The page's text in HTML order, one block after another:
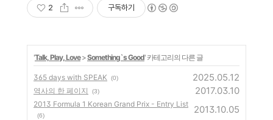
2 구독하기
'Talk, Play, Love>Something`s Good' 카테고리의 다른 글
365 days with SPEAK (0) 2025.05.12
역사의 한 페이지 (3) 2017.03.10
2013 Formula 1 Korean Grand Prix - Entry List
(6)
2013.10.05